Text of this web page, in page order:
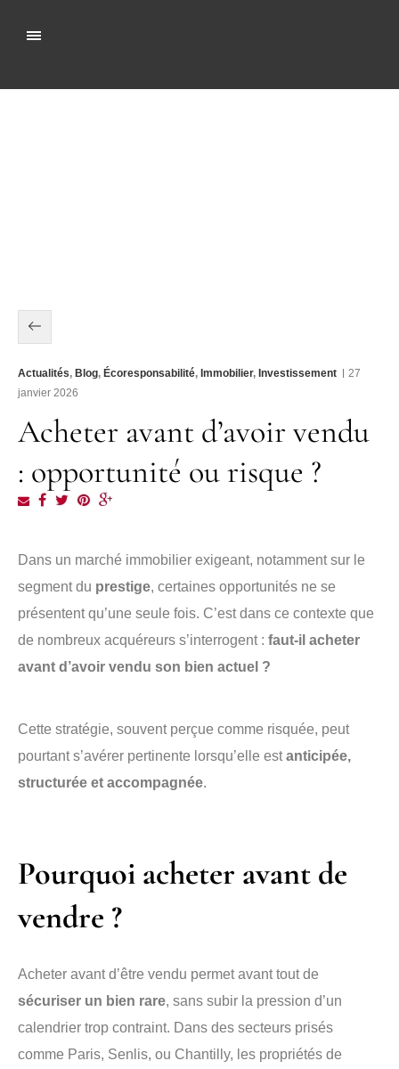
Actualités, Blog, Écoresponsabilité, Immobilier, Investissement
27
janvier 2026
Acheter avant d’avoir vendu
: opportunité ou risque ?
Dans un marché immobilier exigeant, notamment sur le
segment du prestige, certaines opportunités ne se
présentent qu’une seule fois. C’est dans ce contexte que
de nombreux acquéreurs s’interrogent : faut-il acheter
avant d’avoir vendu son bien actuel ?
Cette stratégie, souvent perçue comme risquée, peut
pourtant s’avérer pertinente lorsqu’elle estanticipée,
structurée et accompagnée.
Pourquoi acheter avant de
vendre ?
Acheter avant d’être vendu permet avant tout de
sécuriser un bien rare, sans subir la pression d’un
calendrier trop contraint. Dans des secteurs prisés
comme Paris, Senlis, ou Chantilly, les propriétés de